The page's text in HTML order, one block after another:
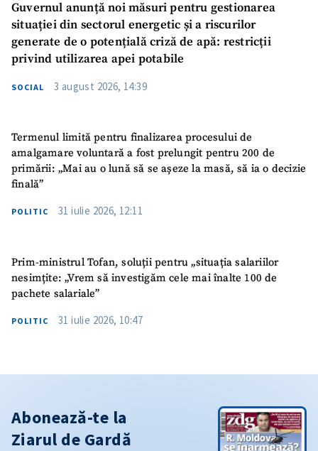
Guvernul anunță noi măsuri pentru gestionarea
situației din sectorul energetic și a riscurilor
generate de o potențială criză de apă: restricții
privind utilizarea apei potabile
SOCIAL 3 august 2026, 14:39
Termenul limită pentru finalizarea procesului de
amalgamare voluntară a fost prelungit pentru 200 de
primării: „Mai au o lună să se așeze la masă, să ia o decizie
finală”
POLITIC 31 iulie 2026, 12:11
Prim-ministrul Tofan, soluții pentru „situația salariilor
nesimțite: „Vrem să investigăm cele mai înalte 100 de
pachete salariale”
POLITIC 31 iulie 2026, 10:47
Abonează-te la
Ziarul de Gardă